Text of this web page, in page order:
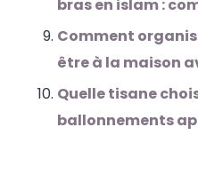
bras en islam :
Comment
être à la maison
Quelle tisane
ballonnements